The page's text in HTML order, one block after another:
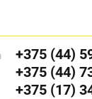
+375 (44)
+375 (44)
+375 (17)